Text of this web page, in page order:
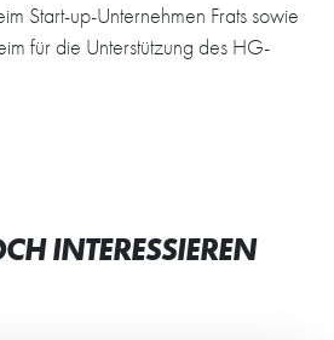
Start-up-Unternehmen Frats sowie
für die Unterstützung des HG-
INTERESSIEREN